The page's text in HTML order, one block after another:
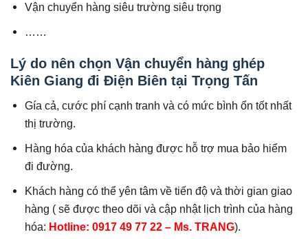
Vận chuyển hàng siêu trường siêu trọng
……
Lý do nên chọn Vận chuyển hàng ghép
Kiên Giang đi Điện Biên tại Trọng Tấn
Gía cả, cước phí cạnh tranh và có mức bình ổn tốt nhất
thị trường.
Hàng hóa của khách hàng được hỗ trợ mua bảo hiểm
đi đường.
Khách hàng có thể yên tâm về tiến độ và thời gian giao
hàng ( sẽ được theo dõi và cập nhật lịch trình của hàng
hóa: Hotline: 0917 49 77 22 – Ms. TRANG).